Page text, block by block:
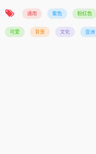
通用 紫色 粉红色
可爱 背景 文化 亚洲